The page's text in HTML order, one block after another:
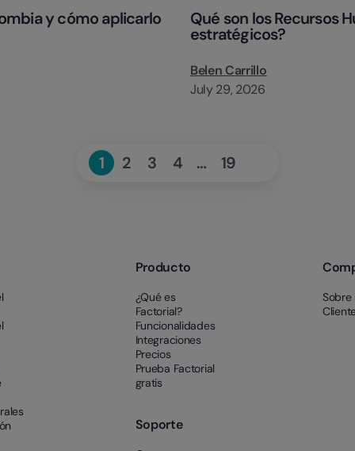
y cómo aplicarlo Qué son los Recursos
estratégicos?
Belen Carrillo
July 29, 2026
Page
1 Page
2 Page
3 Page
4 … Page
19
Producto
¿Qué es
Factorial?
Funcionalidades
Integraciones
Precios
Prueba Factorial
gratis
Sobre
Soporte